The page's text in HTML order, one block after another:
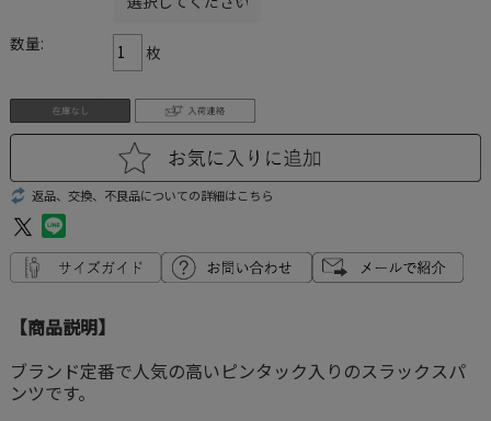
数量: 枚
返品、交換、不良品についての詳細はこちら
【商品説明】
ブランド定番で人気の高いピンタック入りのスラックスパ
ンツです。